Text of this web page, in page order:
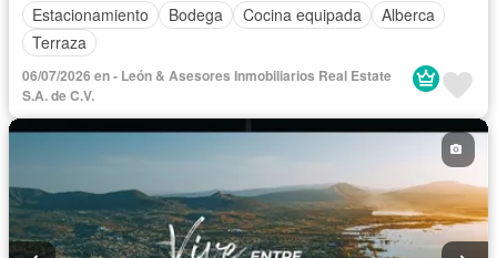
Estacionamiento
Bodega Cocina equipada
Alberca
Terraza
06/07/2026 en - León & Asesores Inmobiliarios Real Estate
S.A. de C.V.